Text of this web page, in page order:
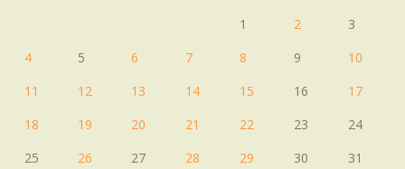
1
2
3
4
5 6 7 8 9
10
11
12 13 14 15 16
17
18
19 20 21 22 23
24
25
26 27 28 29 30 31